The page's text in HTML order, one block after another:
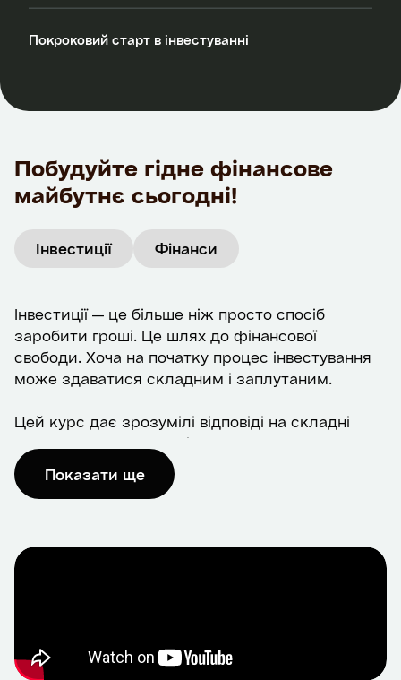
Покроковий старт в інвестуванні
Побудуйте гідне фінансове
майбутнє сьогодні!
Інвестиції Фінанси
Інвестиції — це більше ніж просто спосіб
заробити гроші. Це шлях до фінансової
свободи. Хоча на початку процес інвестування
може здаватися складним і заплутаним.
Цей курс дає зрозумілі відповіді на складні
питання для тих, хто тільки починає:
У чому економічна та особиста користь від
цілей
Показати ще